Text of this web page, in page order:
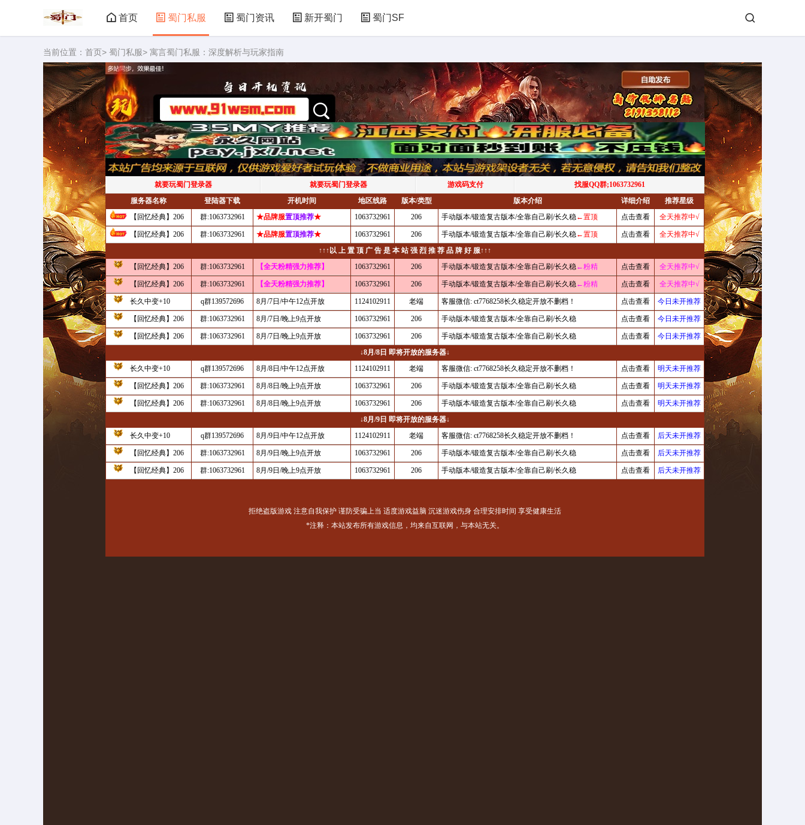
首页 蜀门私服 蜀门资讯 新开蜀门 蜀门SF
当前位置： 首页> 蜀门私服> 寓言蜀门私服：深度解析与玩家指南